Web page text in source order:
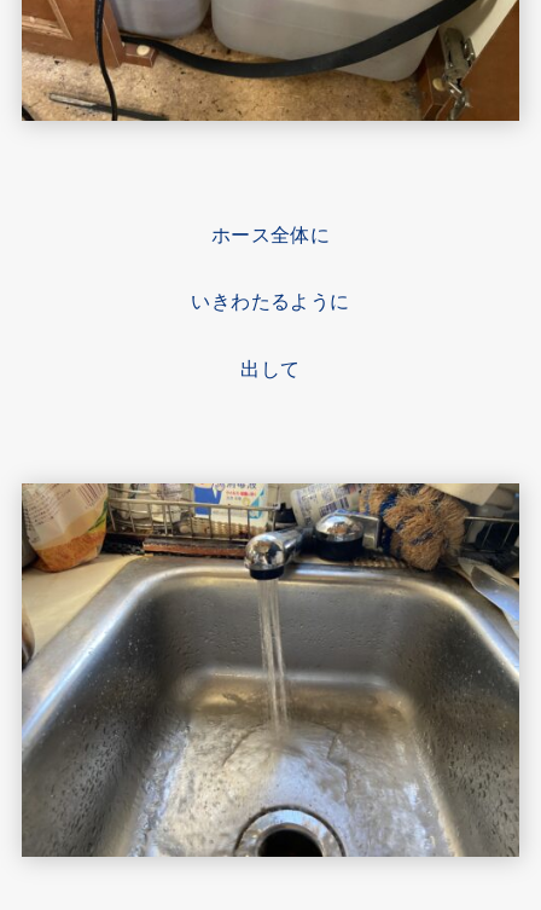
ホース全体に
いきわたるように
出して